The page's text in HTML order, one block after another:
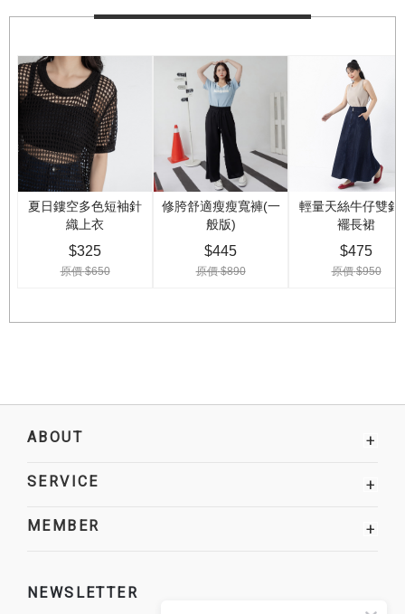
ABOUT +
SERVICE +
MEMBER +
NEWSLETTER